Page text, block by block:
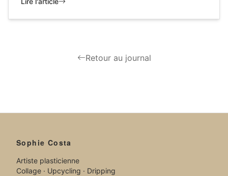
Retour au journal
Sophie Costa
Artiste plasticienne
Collage · Upcycling · Dripping